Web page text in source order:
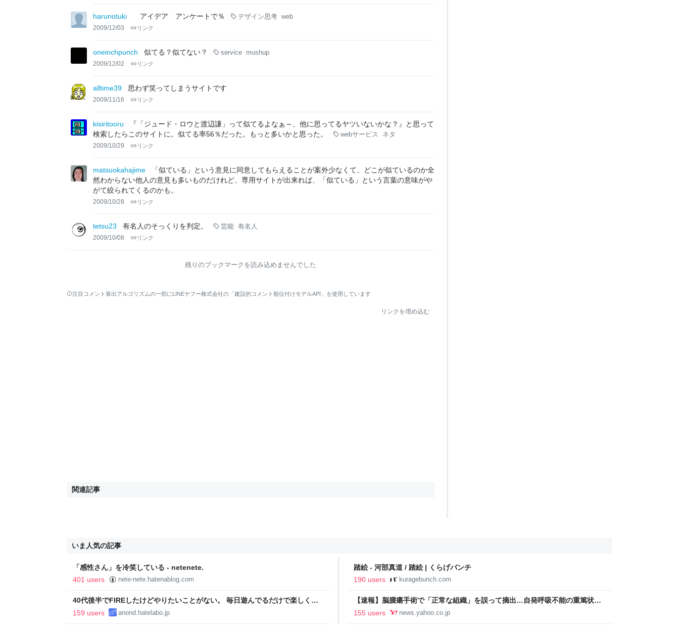
harunotuki アイデア アンケートで％ デザイン思考 web
2009/12/03 リンク
oneinchpunch 似てる？似てない？ service mushup
2009/12/02 リンク
alltime39 思わず笑ってしまうサイトです
2009/11/16 リンク
kisiritooru
『「ジュード・ロウと渡辺謙」って似てるよなぁ～、他に思ってるヤツいないかな？』と思って
検索したらこのサイトに。似てる率56％だった。もっと多いかと思った。
webサービス ネタ
2009/10/29 リンク
matsuokahajime
「似ている」という意見に同意してもらえることが案外少なくて、どこが似ているのか全
然わからない他人の意見も多いものだけれど、専用サイトが出来れば、「似ている」という言葉の意味がや
がて絞られてくるのかも。
2009/10/28 リンク
tetsu23 有名人のそっくりを判定。 芸能 有名人
2009/10/08 リンク
残りのブックマークを読み込めませんでした
注目コメント算出アルゴリズムの一部にLINEヤフー株式会社の「建設的コメント順位付けモデルAPI」を使用しています
リンクを埋め込む
関連記事
いま人気の記事
「感性さん」を冷笑している - netenete.
401 users
nete-nete.hatenablog.com
踏絵 - 河部真道 / 踏絵 | くらげバンチ
190 users
kuragebunch.com
40代後半でFIREしたけどやりたいことがない。 毎日遊んでるだけで楽しくな
い..
159 users anond.hatelabo.jp
【速報】脳腫瘍手術で「正常な組織」を誤って摘出…自発呼吸不能の重篤状態
に 「腫瘍でない」結果出ても“勘違い”で摘出継続 通常の生活送っていた患
155 users news.yahoo.co.jp